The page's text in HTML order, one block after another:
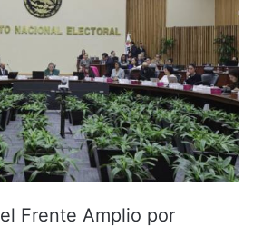
Frente Amplio por